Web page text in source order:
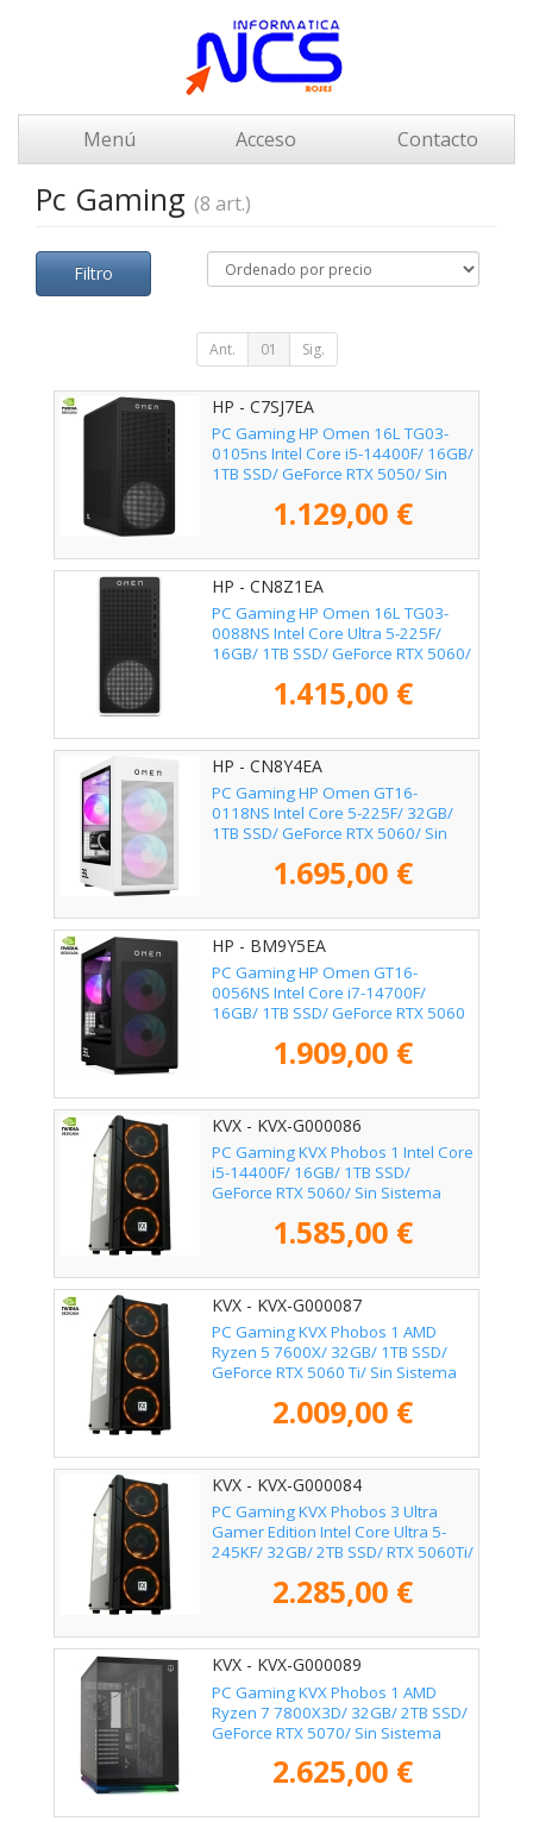
Menú Acceso Contacto
Pc Gaming (8 art.)
Filtro
Ant. 01 Sig.
HP - C7SJ7EA
PC Gaming HP Omen 16L TG03-
0105ns Intel Core i5-14400F/ 16GB/
1TB SSD/ GeForce RTX 5050/ Sin
1.129,00 €
HP - CN8Z1EA
PC Gaming HP Omen 16L TG03-
0088NS Intel Core Ultra 5-225F/
16GB/ 1TB SSD/ GeForce RTX 5060/
1.415,00 €
HP - CN8Y4EA
PC Gaming HP Omen GT16-
0118NS Intel Core 5-225F/ 32GB/
1TB SSD/ GeForce RTX 5060/ Sin
1.695,00 €
HP - BM9Y5EA
PC Gaming HP Omen GT16-
0056NS Intel Core i7-14700F/
16GB/ 1TB SSD/ GeForce RTX 5060
1.909,00 €
KVX - KVX-G000086
PC Gaming KVX Phobos 1 Intel Core
i5-14400F/ 16GB/ 1TB SSD/
GeForce RTX 5060/ Sin Sistema
1.585,00 €
KVX - KVX-G000087
PC Gaming KVX Phobos 1 AMD
Ryzen 5 7600X/ 32GB/ 1TB SSD/
GeForce RTX 5060 Ti/ Sin Sistema
2.009,00 €
KVX - KVX-G000084
PC Gaming KVX Phobos 3 Ultra
Gamer Edition Intel Core Ultra 5-
245KF/ 32GB/ 2TB SSD/ RTX 5060Ti/
2.285,00 €
KVX - KVX-G000089
PC Gaming KVX Phobos 1 AMD
Ryzen 7 7800X3D/ 32GB/ 2TB SSD/
GeForce RTX 5070/ Sin Sistema
2.625,00 €